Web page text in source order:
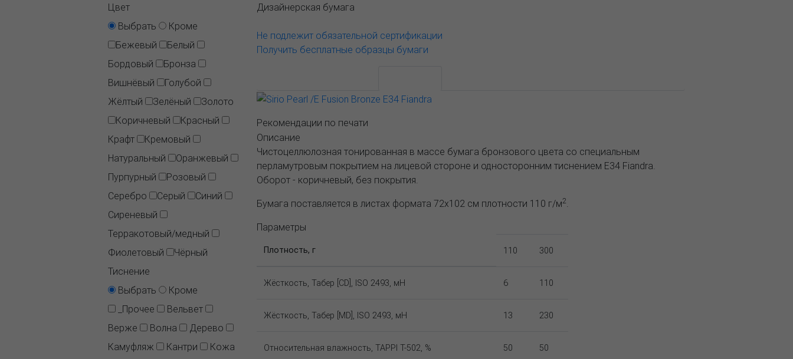
Цвет
Выбрать
Кроме
Бежевый
Белый
Бордовый
Бронза
Вишнёвый
Голубой
Жёлтый
Зелёный
Золото
Коричневый
Красный
Крафт
Кремовый
Натуральный
Оранжевый
Пурпурный
Розовый
Серебро
Серый
Синий
Сиреневый
Терракотовый/медный
Фиолетовый
Чёрный
Тиснение
Выбрать
Кроме
_Прочее
Вельвет
Верже
Волна
Дерево
Камуфляж
Кантри
Кожа
Дизайнерская бумага
Не подлежит обязательной сертификации
Получить бесплатные образцы бумаги
Рекомендации по печати
Описание
Чистоцеллюлозная тонированная в массе бумага бронзового цвета со специальным
перламутровым покрытием на лицевой стороне и односторонним тиснением E34 Fiandra.
Оборот - коричневый, без покрытия.
Бумага поставляется в листах формата 72x102 см плотности 110 г/м2.
Параметры
Плотность, г 110 300
Жёсткость, Табер [CD], ISO 2493, мН 6 110
Жёсткость, Табер [MD], ISO 2493, мН 13 230
Относительная влажность, TAPPI T-502, % 50 50